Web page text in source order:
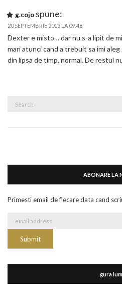
g.cojo spune:
20 SEPTEMBRIE 2013 LA 09:48
Dexter e misto… dar nu s-a lipit de
mari atunci cand a trebuit sa imi
din lipsa de timp, normal. De restul
ABONARE LA
Primesti email de fiecare data cand
gura